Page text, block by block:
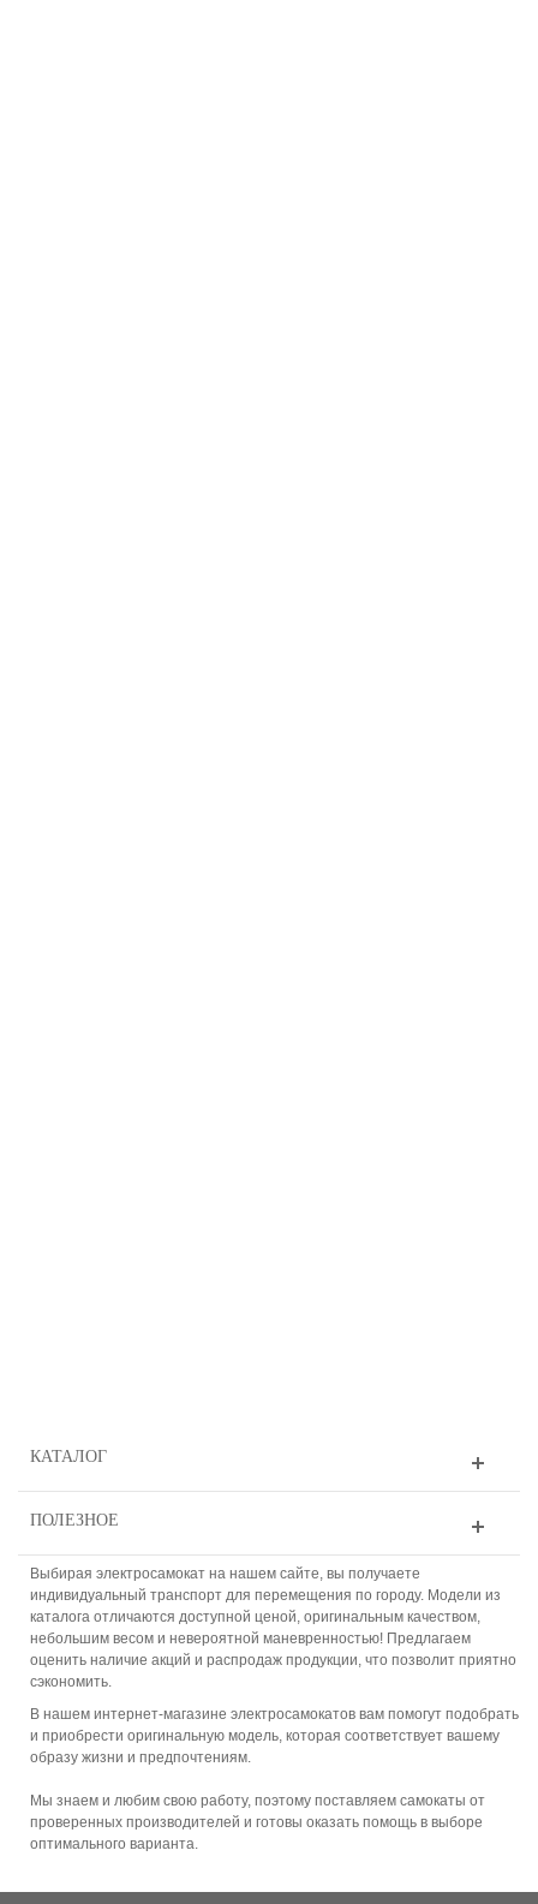
КАТАЛОГ
ПОЛЕЗНОЕ
Выбирая электросамокат на нашем сайте, вы получаете
индивидуальный транспорт для перемещения по городу. Модели из
каталога отличаются доступной ценой, оригинальным качеством,
небольшим весом и невероятной маневренностью! Предлагаем
оценить наличие акций и распродаж продукции, что позволит приятно
сэкономить.
В нашем интернет-магазине электросамокатов вам помогут подобрать
и приобрести оригинальную модель, которая соответствует вашему
образу жизни и предпочтениям.
Мы знаем и любим свою работу, поэтому поставляем самокаты от
проверенных производителей и готовы оказать помощь в выборе
оптимального варианта.